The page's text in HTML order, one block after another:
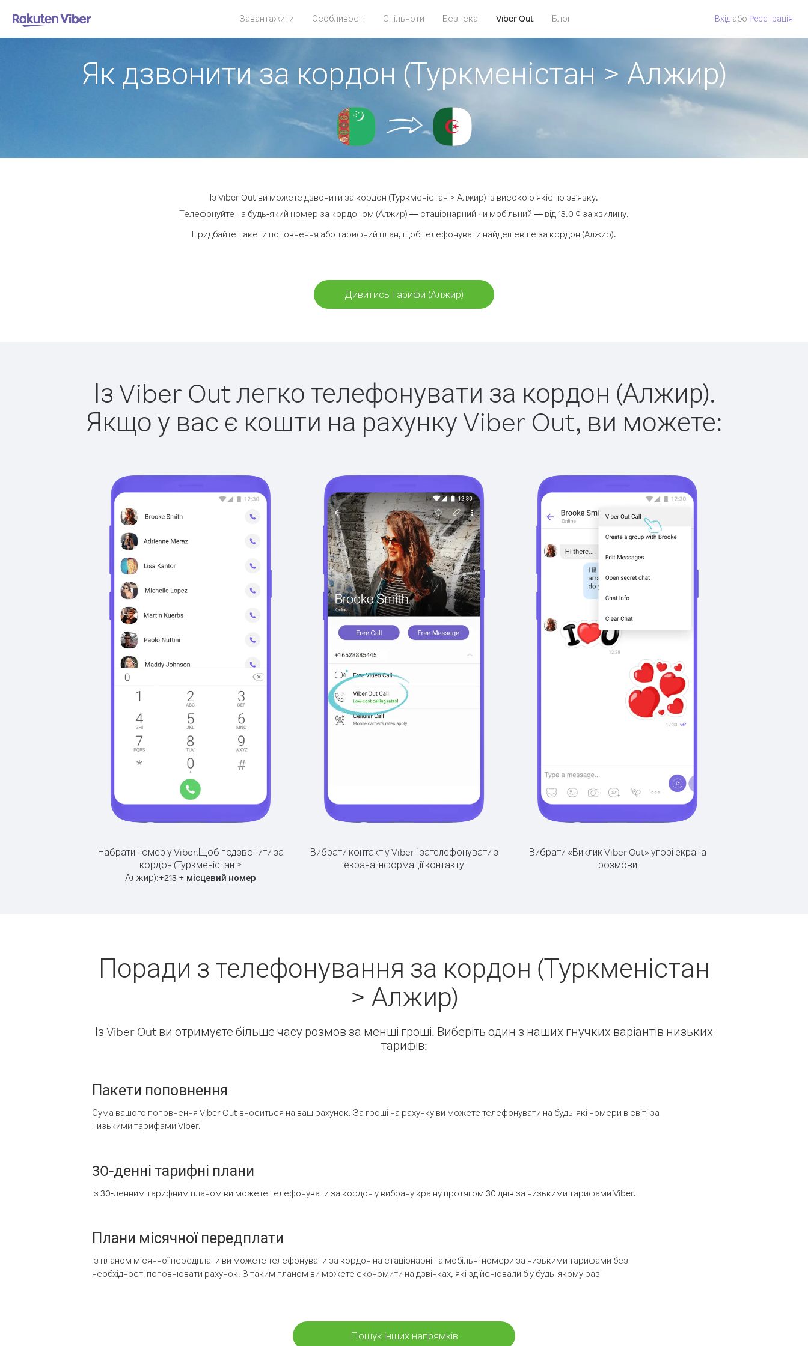
Завантажити Особливості Спільноти Безпека Viber Out Блог Вхід або Pеєстрація
Як дзвонити за кордон (Туркменістан > Алжир)
Із Viber Out ви можете дзвонити за кордон (Туркменістан > Алжир) із високою якістю зв'язку.
Телефонуйте на будь-який номер за кордоном (Алжир) — стаціонарний чи мобільний — від 13.0 ¢ за хвилину.
Придбайте пакети поповнення або тарифний план, щоб телефонувати найдешевше за кордон (Алжир).
Дивитись тарифи (Алжир)
Із Viber Out легко телефонувати за кордон (Алжир).
Якщо у вас є кошти на рахунку Viber Out, ви можете:
Набрати номер у Viber.Щоб подзвонити за
кордон (Туркменістан >
Алжир):+213 + місцевий номер
Вибрати контакт у Viber і зателефонувати з
екрана інформації контакту
Вибрати «Виклик Viber Out» угорі екрана
розмови
Поради з телефонування за кордон (Туркменістан
> Алжир)
Із Viber Out ви отримуєте більше часу розмов за менші гроші. Виберіть один з наших гнучких варіантів низьких
тарифів:
Пакети поповнення
Сума вашого поповнення Viber Out вноситься на ваш рахунок. За гроші на рахунку ви можете телефонувати на будь-які номери в світі за
низькими тарифами Viber.
30-денні тарифні плани
Із 30-денним тарифним планом ви можете телефонувати за кордон у вибрану країну протягом 30 днів за низькими тарифами Viber.
Плани місячної передплати
Із планом місячної передплати ви можете телефонувати за кордон на стаціонарні та мобільні номери за низькими тарифами без
необхідності поповнювати рахунок. З таким планом ви можете економити на дзвінках, які здійснювали б у будь-якому разі
Пошук інших напрямків